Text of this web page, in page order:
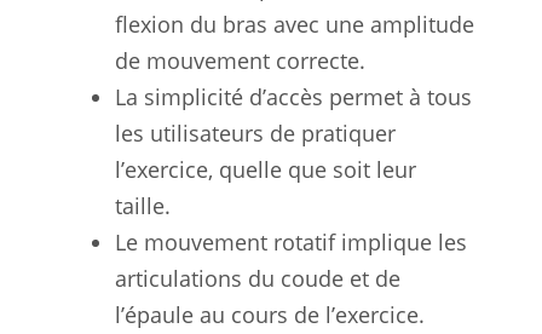
flexion du bras avec une amplitude
de mouvement correcte.
La simplicité d’accès permet à tous
les utilisateurs de pratiquer
l’exercice, quelle que soit leur
taille.
Le mouvement rotatif implique les
articulations du coude et de
l’épaule au cours de l’exercice.